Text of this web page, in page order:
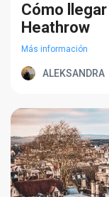
Cómo
Heathrow
Más información
ALEKSANDRA